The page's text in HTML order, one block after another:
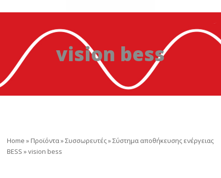
vision bess
Home » Προϊόντα»Συσσωρευτές»Σύστημα αποθήκευσης ενέργειας
BESS »vision bess